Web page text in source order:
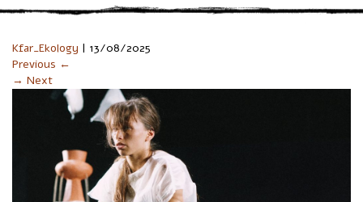
Kfar_Ekology | 13/08/2025
Previous ←
→ Next